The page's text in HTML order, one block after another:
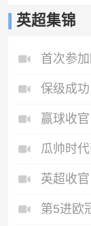
英超集锦